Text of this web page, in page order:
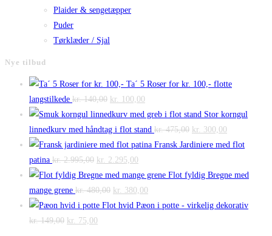
Plaider & sengetæpper
Puder
Tørklæder / Sjal
Nye tilbud
Ta´ 5 Roser for kr. 100,- flotte
langstilkede kr.140,00 Den
oprindelige
pris
var:
kr. 140,00.
kr. 100,00
aktuelle
pris
er:
Stor korngul
linnedkurv med håndtag i flot stand kr.475,00 Den
oprindelige
var:
kr. 300,00
aktuelle
er:
Fransk Jardiniere med flot
patina kr.2.995,00 Den
oprindelige
pris
var:
kr. 2.995,00.
kr. 2.295,00
aktuelle
pris
er:
Flot fyldig Bregne med
mange grene kr.480,00 Den
oprindelige
kr. 380,00
aktuelle
Flot hvid Pæon i potte - virkelig dekorativ
kr.149,00 Den
kr. 75,00